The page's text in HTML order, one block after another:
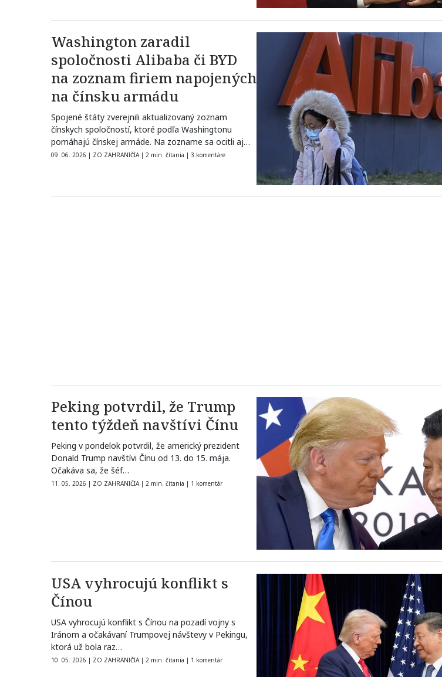
Washington zaradil
spoločnosti Alibaba či BYD
na zoznam firiem napojených
na čínsku armádu
Spojené štáty zverejnili aktualizovaný zoznam
čínskych spoločností, ktoré podľa Washingtonu
pomáhajú čínskej armáde. Na zozname sa ocitli aj
technologickí giganti…
09. 06. 2026 | ZO ZAHRANIČIA | 2 min. čítania | 3 komentáre
Peking potvrdil, že Trump
tento týždeň navštívi Čínu
Peking v pondelok potvrdil, že americký prezident
Donald Trump navštívi Čínu od 13. do 15. mája.
Očakáva sa, že šéf…
11. 05. 2026 | ZO ZAHRANIČIA | 2 min. čítania | 1 komentár
USA vyhrocujú konflikt s
Čínou
USA vyhrocujú konflikt s Čínou na pozadí vojny s
Iránom a očakávaní Trumpovej návštevy v Pekingu,
ktorá už bola raz…
10. 05. 2026 | ZO ZAHRANIČIA | 2 min. čítania | 1 komentár